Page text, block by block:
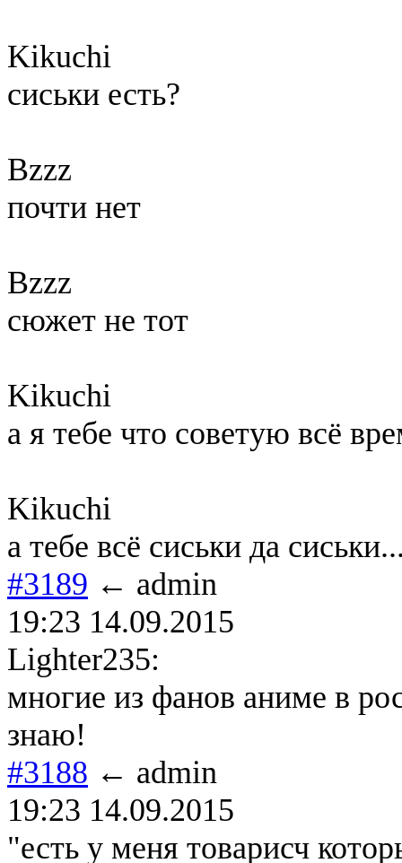
Kikuchi
сиськи есть?
Bzzz
почти нет
Bzzz
сюжет не тот
Kikuchi
а я тебе что советую всё
Kikuchi
а тебе всё сиськи да
#3189 ← admin
19:23 14.09.2015
Lighter235:
многие из фанов аниме в
знаю!
#3188 ← admin
19:23 14.09.2015
"есть у меня товарисч